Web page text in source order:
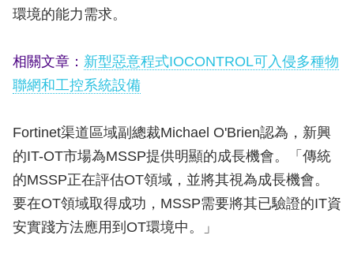
環境的能力需求。
相關文章： 新型惡意程式IOCONTROL可入侵多種物
聯網和工控系統設備
Fortinet渠道區域副總裁Michael O'Brien認為，新興
的IT-OT市場為MSSP提供明顯的成長機會。「傳統
的MSSP正在評估OT領域，並將其視為成長機會。
要在OT領域取得成功，MSSP需要將其已驗證的IT資
安實踐方法應用到OT環境中。」